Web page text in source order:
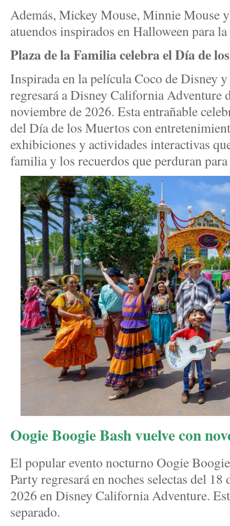
Además, Mickey Mouse, Minnie Mouse
atuendos inspirados en Halloween para
Plaza de la Familia celebra el Día de
Inspirada en la película Coco de Disney
regresará a Disney California Adventure
noviembre de 2026. Esta entrañable
del Día de los Muertos con
exhibiciones y actividades interactivas
familia y los recuerdos que perduran
Oogie Boogie Bash vuelve con
El popular evento nocturno Oogie
Party regresará en noches selectas del
2026 en Disney California Adventure.
separado.